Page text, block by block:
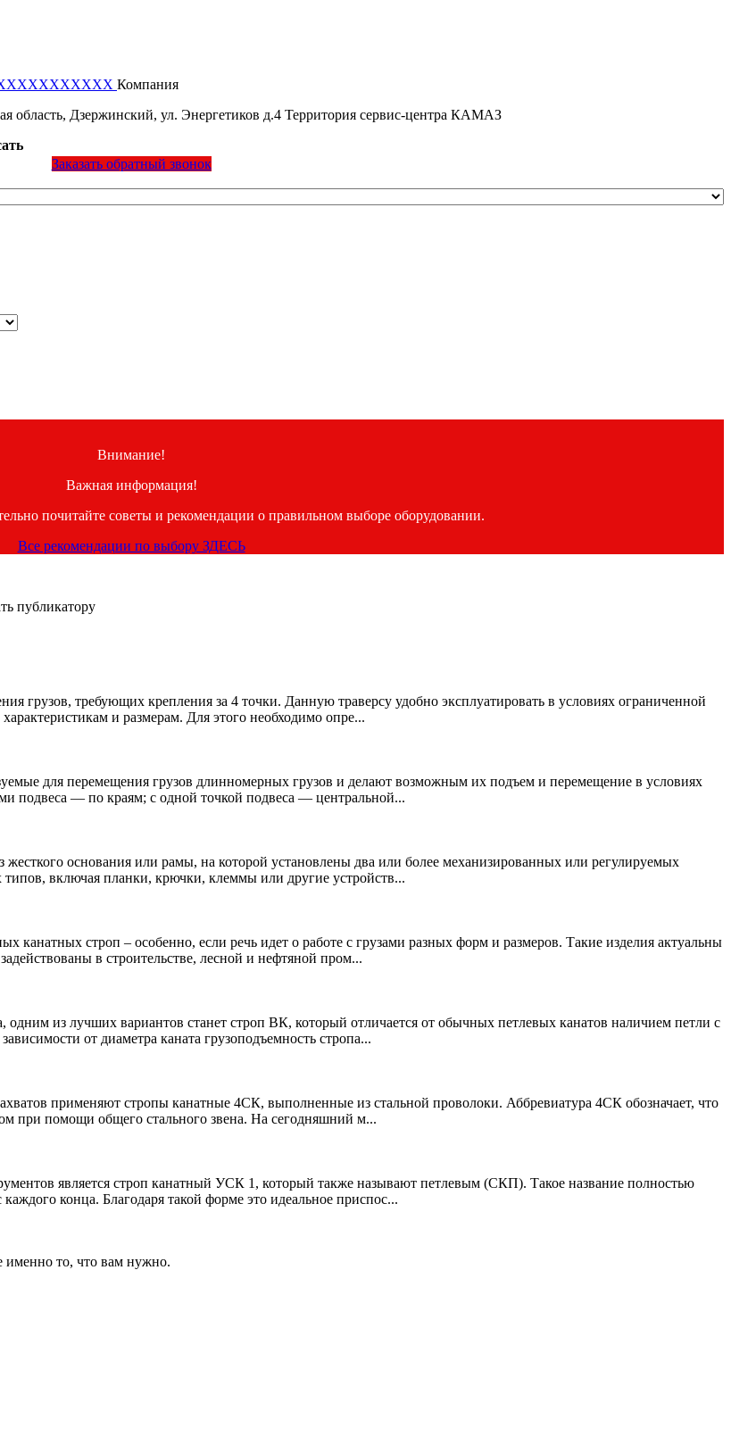
Компания
область, Дзержинский, ул. Энергетиков д.4 Территория сервис-центра КАМАЗ
Заказать обратный звонок
Внимание!
Важная информация!
почитайте советы и рекомендации о правильном выборе оборудовании.
Все рекомендации по выбору ЗДЕСЬ
публикатору
грузов, требующих крепления за 4 точки. Данную траверсу удобно эксплуатировать в условиях ограниченной
и размерам. Для этого необходимо опре...
для перемещения грузов длинномерных грузов и делают возможным их подъем и перемещение в условиях
подвеса — по краям; с одной точкой подвеса — центральной...
жесткого основания или рамы, на которой установлены два или более механизированных или регулируемых
типов, включая планки, крючки, клеммы или другие устройств...
строп – особенно, если речь идет о работе с грузами разных форм и размеров. Такие изделия актуальны
в строительстве, лесной и нефтяной пром...
из лучших вариантов станет строп ВК, который отличается от обычных петлевых канатов наличием петли с
от диаметра каната грузоподъемность стропа...
применяют стропы канатные 4СК, выполненные из стальной проволоки. Аббревиатура 4СК обозначает, что
при помощи общего стального звена. На сегодняшний м...
является строп канатный УСК 1, который также называют петлевым (СКП). Такое название полностью
конца. Благодаря такой форме это идеальное приспос...
именно то, что вам нужно.